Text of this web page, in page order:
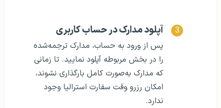
آپلود مدارک در حساب کاربری
پس از ورود به حساب، مدارک ترجمه‌شده
را در بخش مربوطه آپلود نمایید. تا زمانی
که مدارک به‌صورت کامل بارگذاری نشوند،
امکان رزرو وقت سفارت استرالیا وجود
ندارد.